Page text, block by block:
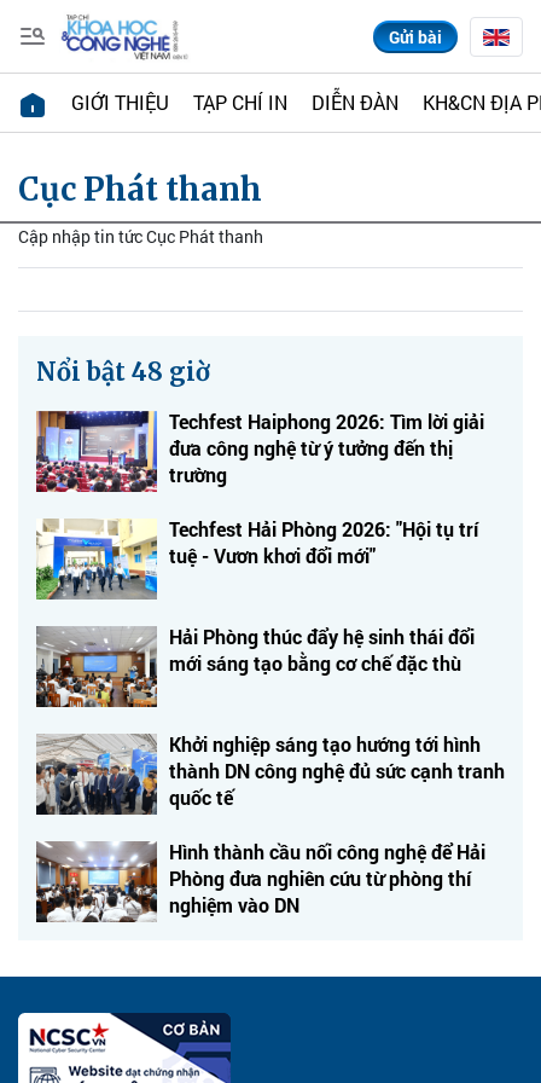
Gửi bài
GIỚI THIỆU TẠP CHÍ IN DIỄN ĐÀN KH&CN ĐỊA
Cục Phát thanh
Cập nhập tin tức Cục Phát thanh
Nổi bật 48 giờ
Techfest Haiphong 2026: Tìm lời giải
đưa công nghệ từ ý tưởng đến thị
trường
Techfest Hải Phòng 2026: "Hội tụ trí
tuệ - Vươn khơi đổi mới"
Hải Phòng thúc đẩy hệ sinh thái đổi
mới sáng tạo bằng cơ chế đặc thù
Khởi nghiệp sáng tạo hướng tới hình
thành DN công nghệ đủ sức cạnh tranh
quốc tế
Hình thành cầu nối công nghệ để Hải
Phòng đưa nghiên cứu từ phòng thí
nghiệm vào DN